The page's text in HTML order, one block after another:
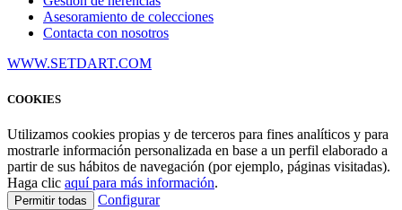
Asesoramiento de colecciones
Contacta con nosotros
WWW.SETDART.COM
COOKIES
Utilizamos cookies propias y de terceros para fines analíticos y para
mostrarle información personalizada en base a un perfil elaborado a
partir de sus hábitos de navegación (por ejemplo, páginas visitadas).
Haga clic aquí para más información.
Permitir todas Configurar